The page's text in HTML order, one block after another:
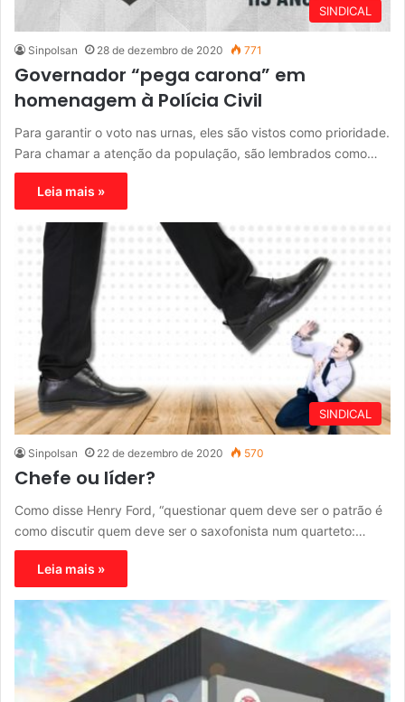
SINDICAL
Sinpolsan 28 de dezembro de 2020 771
Governador “pega carona” em
homenagem à Polícia Civil
Para garantir o voto nas urnas, eles são vistos como prioridade.
Para chamar a atenção da população, são lembrados como…
Leia mais »
SINDICAL
Sinpolsan 22 de dezembro de 2020 570
Chefe ou líder?
Como disse Henry Ford, “questionar quem deve ser o patrão é
como discutir quem deve ser o saxofonista num quarteto:…
Leia mais »